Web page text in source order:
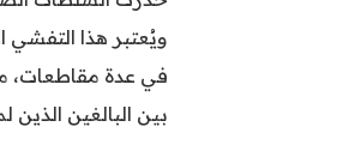
ويُعتبر هذا التفشي
في عدة مقاطعات،
بين البالغين